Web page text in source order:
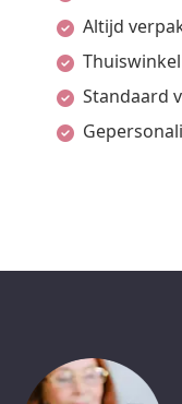
Altijd
Standaard